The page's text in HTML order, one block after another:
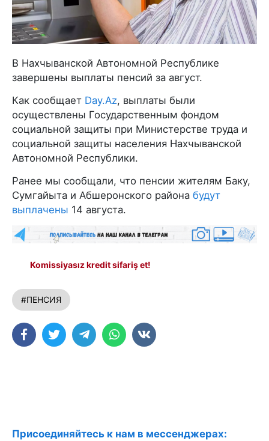
В Нахчыванской Автономной Республике
завершены выплаты пенсий за август.
Как сообщает Day.Az, выплаты были
осуществлены Государственным фондом
социальной защиты при Министерстве труда и
социальной защиты населения Нахчыванской
Автономной Республики.
Ранее мы сообщали, что пенсии жителям Баку,
Сумгайыта и Абшеронского района будут
выплачены 14 августа.
Komissiyasız kredit sifariş et!
#ПЕНСИЯ
Присоединяйтесь к нам в мессенджерах: